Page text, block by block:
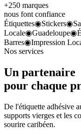
+250 marques
nous font confiance
Étiquettes◉Stickers◉
Locale◉Guadeloupe◉
Barres◉Impression
Nos services
Un partenaire
pour chaque
De l'étiquette adhésive
supports vierges et les
sourire caribéen.